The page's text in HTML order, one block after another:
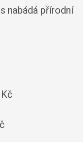
nabádá přírodní